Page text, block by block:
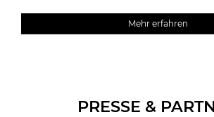
Mehr erfahren
PRESSE &